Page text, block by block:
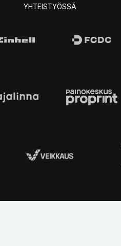
YHTEISTYÖSSÄ